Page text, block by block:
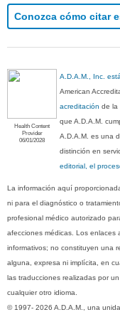
Conozca cómo citar
Health Content
Provider
06/01/2028
A.D.A.M., Inc.
American
acreditación de la
que A.D.A.M.
A.D.A.M. es una
distinción en
editorial, el
La información aquí
ni para el diagnóstico o
profesional médico autorizado
afecciones médicas. Los enlaces
informativos; no constituyen una
alguna, expresa ni implícita, en
las traducciones realizadas por
cualquier otro idioma.
© 1997- 2026 A.D.A.M., una